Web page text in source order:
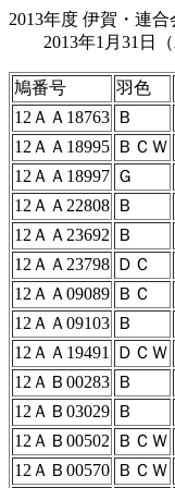
2013年度 伊賀・連
2013年1月31日（
鳩番号 羽色
12ＡＡ18763 Ｂ
12ＡＡ18995 ＢＣＷ
12ＡＡ18997 Ｇ
12ＡＡ22808 Ｂ
12ＡＡ23692
Ｂ
12ＡＡ23798 ＤＣ
12ＡＡ09089 ＢＣ
12ＡＡ09103 Ｂ
12ＡＡ19491
ＤＣＷ
12ＡＢ00283 Ｂ
12ＡＢ03029 Ｂ
12ＡＢ00502
ＢＣＷ
12ＡＢ00570 ＢＣＷ